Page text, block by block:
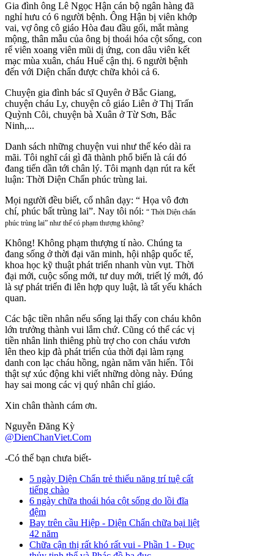
Gia đình ông Lê Ngọc Hận cán bộ ngân hàng đã
nghỉ hưu có 6 người bệnh. Ông Hận bị viên khớp
vai, vợ ông cô giáo Hòa đau đầu gối, mắt màng
mộng, thân mẫu của ông bị thoái hóa cột sống, con
rể viên xoang viên mũi dị ứng, con dâu viên kết
mạc mùa xuân, cháu Huế cận thị. 6 người bệnh
đến với Diện chẩn được chữa khỏi cả 6.
Chuyện gia đình bác sĩ Quyên ở Bắc Giang,
chuyện cháu Ly, chuyện cô giáo Liên ở Thị Trấn
Quỳnh Côi, chuyện bà Xuân ở Từ Sơn, Bắc
Ninh,...
Danh sách những chuyện vui như thế kéo dài ra
mãi. Tôi nghĩ cái gì đã thành phổ biến là cái đó
đang tiến dần tới chân lý. Tôi mạnh dạn rút ra kết
luận: Thời Diện Chẩn phúc trùng lai.
Mọi người đều biết, cổ nhân dạy: “ Họa vô đơn
chí, phúc bất trùng lai”. Nay tôi nói: “ Thời Diện chẩn
phúc trùng lai” như thế có phạm thượng không?
Không! Không phạm thượng tí nào. Chúng ta
đang sống ở thời đại văn minh, hội nhập quốc tế,
khoa học kỹ thuật phát triển nhanh vùn vụt. Thời
đại mới, cuộc sống mới, tư duy mới, triết lý mới, đó
là sự phát triển đi lên hợp quy luật, là tất yếu khách
quan.
Các bậc tiền nhân nếu sống lại thấy con cháu khôn
lớn trưởng thành vui lắm chứ. Cũng có thể các vị
tiền nhân linh thiêng phù trợ cho con cháu vươn
lên theo kịp đà phát triển của thời đại làm rạng
danh con lạc cháu hồng, ngàn năm văn hiến. Tôi
thật sự xúc động khi viết những dòng này. Đúng
hay sai mong các vị quý nhân chỉ giáo.
Xin chân thành cám ơn.
Nguyễn Đăng Kỳ
@DienChanViet.Com
-Có thể bạn chưa biết-
5 ngày Diện Chẩn trẻ thiểu năng trí tuệ cất
tiếng chào
6 ngày chữa thoái hóa cột sống do lồi đĩa
đệm
Bay trên cầu Hiệp - Diện Chẩn chữa bại liệt
42 năm
Chữa cận thị rất khó rất vui - Phần 1 - Đục